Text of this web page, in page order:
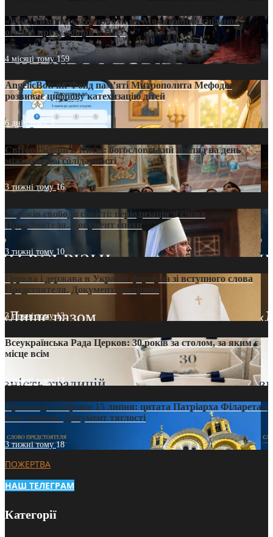
«Кейс Тихона» у Тернополі: як Молитовний сніданок
оголив кризу довіри в ПЦУ
4 місяці тому159
AngelicBot: як Фонд пам’яті Митрополита Мефодія
розвиває цифрову катехизацію дітей
6 днів тому9
Світові лідери в Києві: богословський погляд на день
міжнародної солідарності
3 тижні тому16
35 років свободи совісті: періодизація зі слова
Предстоятеля. Документ епохи
3 тижні тому 10
Церква і держава в Україні: формула зі вступного слова
Предстоятеля. Документ доктрини
3 тижні тому13
Всеукраїнська Рада Церков: 30 років за столом, за яким є
місце всім
3 тижні тому13
Проповідь Епіфанія 15 липня: цитата Патріарха Філарета з
його амвона. Документ тяглості
3 тижні тому18
ПОЖЕРТВА
НАШ ТЕЛЕГРАМ
Категорії